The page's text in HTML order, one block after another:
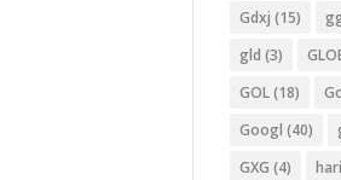
Gdxj (15)
gld (3)
GOL(18)
Googl (40)
GXG (4)